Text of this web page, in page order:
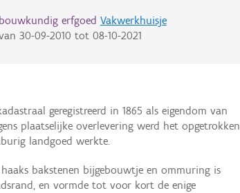
erfgoed Vakwerkhuisje
30-09-2010 tot 08-10-2021
geregistreerd in 1865 als eigendom van
plaatselijke overlevering werd het opgetrokken
landgoed werkte.
bakstenen bijgebouwtje en ommuring is
en vormde tot voor kort de enige